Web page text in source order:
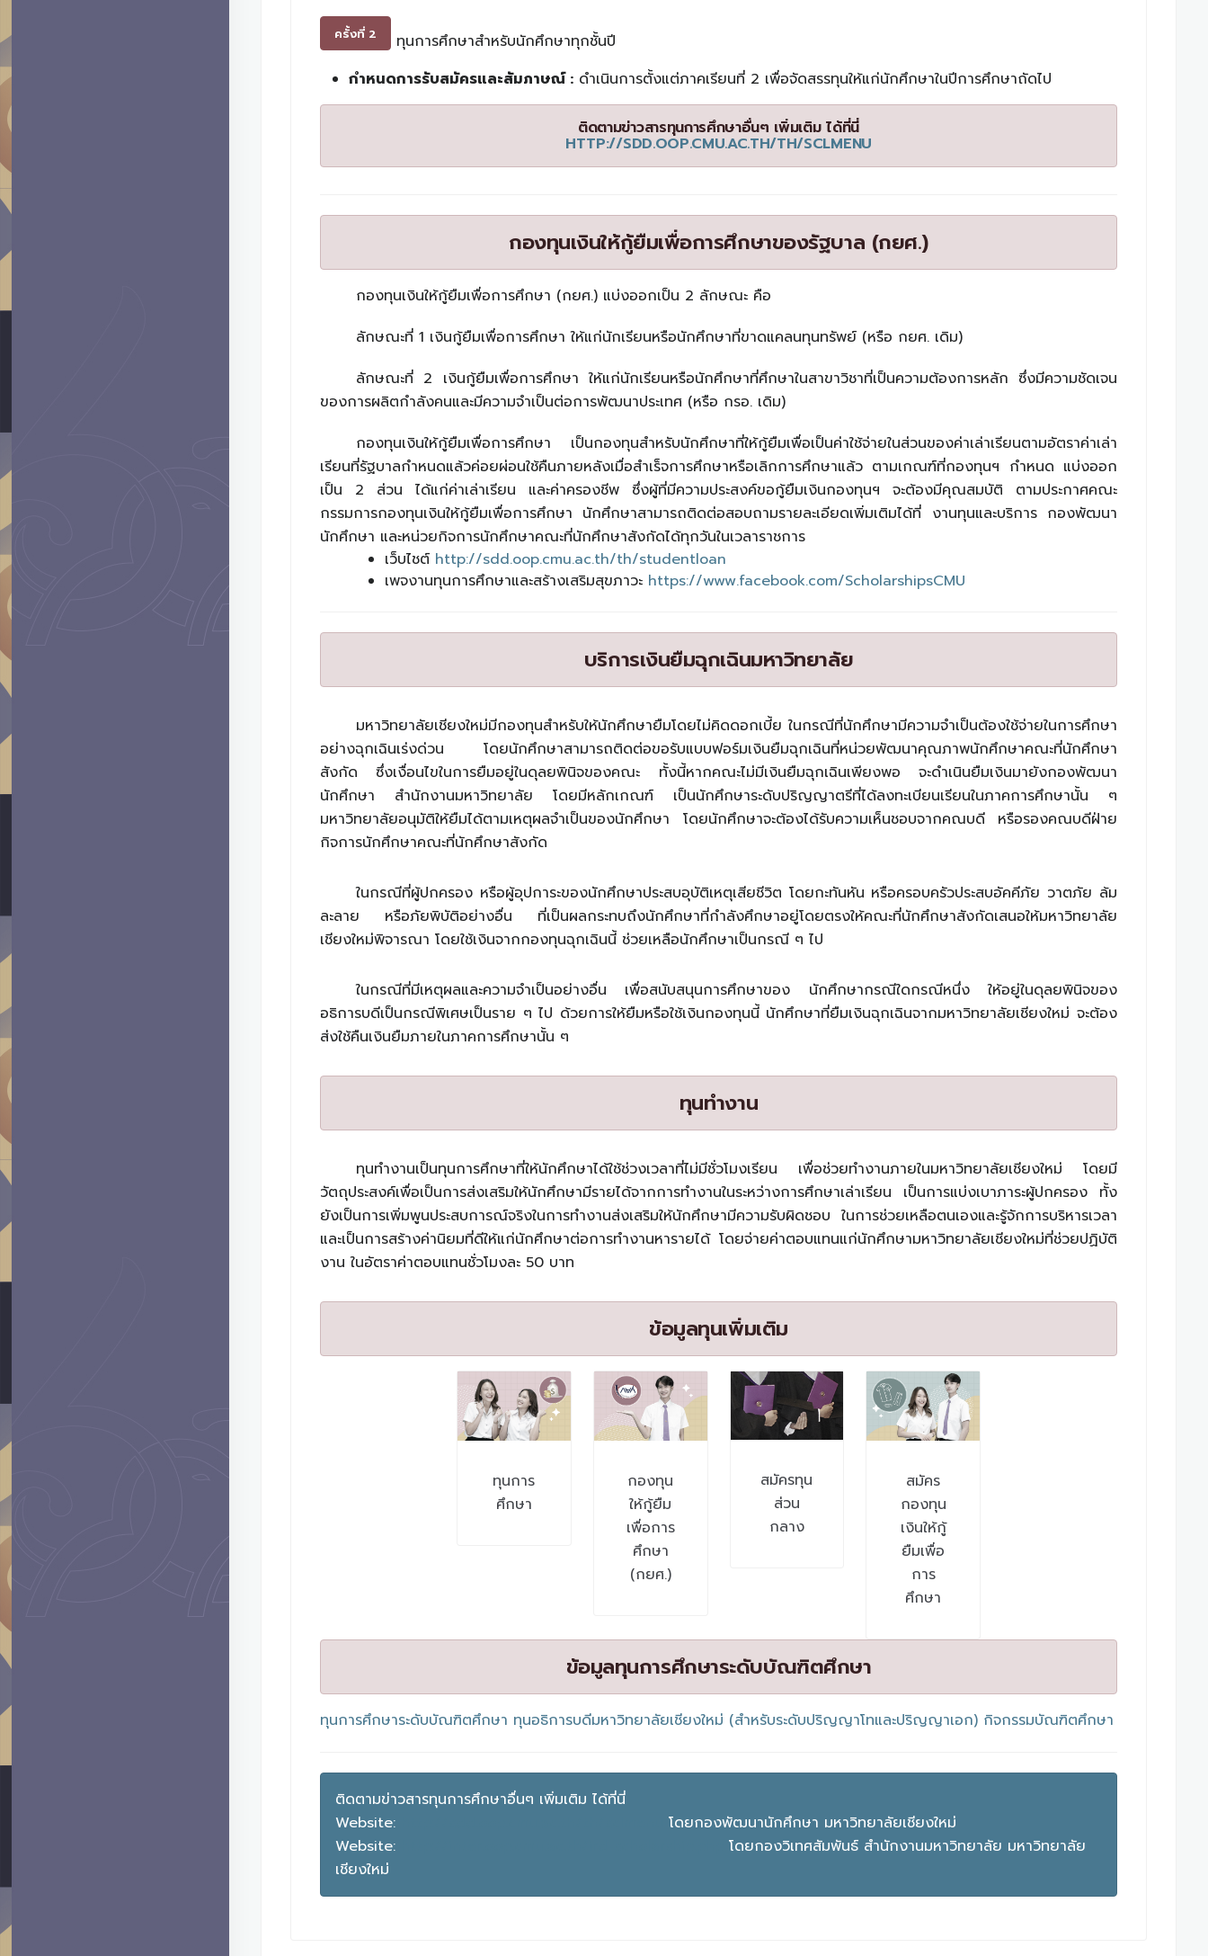
ครั้งที่ 2
ทุนการศึกษาสำหรับนักศึกษาทุกชั้นปี
กำหนดการรับสมัครและสัมภาษณ์ : ดำเนินการตั้งแต่ภาคเรียนที่ 2 เพื่อจัดสรรทุนให้แก่นักศึกษาในปีการศึกษาถัดไป
ติดตามข่าวสารทุนการศึกษาอื่นๆ เพิ่มเติม ได้ที่นี่
HTTP://SDD.OOP.CMU.AC.TH/TH/SCLMENU
กองทุนเงินให้กู้ยืมเพื่อการศึกษาของรัฐบาล (กยศ.)
กองทุนเงินให้กู้ยืมเพื่อการศึกษา (กยศ.) แบ่งออกเป็น 2 ลักษณะ คือ
ลักษณะที่ 1 เงินกู้ยืมเพื่อการศึกษา ให้แก่นักเรียนหรือนักศึกษาที่ขาดแคลนทุนทรัพย์ (หรือ กยศ. เดิม)
ลักษณะที่ 2 เงินกู้ยืมเพื่อการศึกษา ให้แก่นักเรียนหรือนักศึกษาที่ศึกษาในสาขาวิชาที่เป็นความต้องการหลัก ซึ่งมีความชัดเจน
ของการผลิตกำลังคนและมีความจำเป็นต่อการพัฒนาประเทศ (หรือ กรอ. เดิม)
กองทุนเงินให้กู้ยืมเพื่อการศึกษา เป็นกองทุนสำหรับนักศึกษาที่ให้กู้ยืมเพื่อเป็นค่าใช้จ่ายในส่วนของค่าเล่าเรียนตามอัตราค่าเล่า
เรียนที่รัฐบาลกำหนดแล้วค่อยผ่อนใช้คืนภายหลังเมื่อสำเร็จการศึกษาหรือเลิกการศึกษาแล้ว ตามเกณฑ์ที่กองทุนฯ กำหนด แบ่งออก
เป็น 2 ส่วน ได้แก่ค่าเล่าเรียน และค่าครองชีพ ซึ่งผู้ที่มีความประสงค์ขอกู้ยืมเงินกองทุนฯ จะต้องมีคุณสมบัติ ตามประกาศคณะ
กรรมการกองทุนเงินให้กู้ยืมเพื่อการศึกษา นักศึกษาสามารถติดต่อสอบถามรายละเอียดเพิ่มเติมได้ที่ งานทุนและบริการ กองพัฒนา
นักศึกษา และหน่วยกิจการนักศึกษาคณะที่นักศึกษาสังกัดได้ทุกวันในเวลาราชการ
เว็บไชต์ http://sdd.oop.cmu.ac.th/th/studentloan
เพจงานทุนการศึกษาและสร้างเสริมสุขภาวะ https://www.facebook.com/ScholarshipsCMU
บริการเงินยืมฉุกเฉินมหาวิทยาลัย
มหาวิทยาลัยเชียงใหม่มีกองทุนสำหรับให้นักศึกษายืมโดยไม่คิดดอกเบี้ย ในกรณีที่นักศึกษามีความจำเป็นต้องใช้จ่ายในการศึกษา
อย่างฉุกเฉินเร่งด่วน โดยนักศึกษาสามารถติดต่อขอรับแบบฟอร์มเงินยืมฉุกเฉินที่หน่วยพัฒนาคุณภาพนักศึกษาคณะที่นักศึกษา
สังกัด ซึ่งเงื่อนไขในการยืมอยู่ในดุลยพินิจของคณะ ทั้งนี้หากคณะไม่มีเงินยืมฉุกเฉินเพียงพอ จะดำเนินยืมเงินมายังกองพัฒนา
นักศึกษา สำนักงานมหาวิทยาลัย โดยมีหลักเกณฑ์ เป็นนักศึกษาระดับปริญญาตรีที่ได้ลงทะเบียนเรียนในภาคการศึกษานั้น ๆ
มหาวิทยาลัยอนุมัติให้ยืมได้ตามเหตุผลจำเป็นของนักศึกษา โดยนักศึกษาจะต้องได้รับความเห็นชอบจากคณบดี หรือรองคณบดีฝ่าย
กิจการนักศึกษาคณะที่นักศึกษาสังกัด
ในกรณีที่ผู้ปกครอง หรือผู้อุปการะของนักศึกษาประสบอุบัติเหตุเสียชีวิต โดยกะทันหัน หรือครอบครัวประสบอัคคีภัย วาตภัย ล้ม
ละลาย หรือภัยพิบัติอย่างอื่น ที่เป็นผลกระทบถึงนักศึกษาที่กำลังศึกษาอยู่โดยตรงให้คณะที่นักศึกษาสังกัดเสนอให้มหาวิทยาลัย
เชียงใหม่พิจารณา โดยใช้เงินจากกองทุนฉุกเฉินนี้ ช่วยเหลือนักศึกษาเป็นกรณี ๆ ไป
ในกรณีที่มีเหตุผลและความจำเป็นอย่างอื่น เพื่อสนับสนุนการศึกษาของ นักศึกษากรณีใดกรณีหนึ่ง ให้อยู่ในดุลยพินิจของ
อธิการบดีเป็นกรณีพิเศษเป็นราย ๆ ไป ด้วยการให้ยืมหรือใช้เงินกองทุนนี้ นักศึกษาที่ยืมเงินฉุกเฉินจากมหาวิทยาลัยเชียงใหม่ จะต้อง
ส่งใช้คืนเงินยืมภายในภาคการศึกษานั้น ๆ
ทุนทำงาน
ทุนทำงานเป็นทุนการศึกษาที่ให้นักศึกษาได้ใช้ช่วงเวลาที่ไม่มีชั่วโมงเรียน เพื่อช่วยทำงานภายในมหาวิทยาลัยเชียงใหม่ โดยมี
วัตถุประสงค์เพื่อเป็นการส่งเสริมให้นักศึกษามีรายได้จากการทำงานในระหว่างการศึกษาเล่าเรียน เป็นการแบ่งเบาภาระผู้ปกครอง ทั้ง
ยังเป็นการเพิ่มพูนประสบการณ์จริงในการทำงานส่งเสริมให้นักศึกษามีความรับผิดชอบ ในการช่วยเหลือตนเองและรู้จักการบริหารเวลา
และเป็นการสร้างค่านิยมที่ดีให้แก่นักศึกษาต่อการทำงานหารายได้ โดยจ่ายค่าตอบแทนแก่นักศึกษามหาวิทยาลัยเชียงใหม่ที่ช่วยปฏิบัติ
งาน ในอัตราค่าตอบแทนชั่วโมงละ 50 บาท
ข้อมูลทุนเพิ่มเติม
ทุนการ
ศึกษา
กองทุน
ให้กู้ยืม
เพื่อการ
ศึกษา
(กยศ.)
สมัครทุน
ส่วน
กลาง
สมัคร
กองทุน
เงินให้กู้
ยืมเพื่อ
การ
ศึกษา
ข้อมูลทุนการศึกษาระดับบัณฑิตศึกษา
ทุนการศึกษาระดับบัณฑิตศึกษา ทุนอธิการบดีมหาวิทยาลัยเชียงใหม่ (สำหรับระดับปริญญาโทและปริญญาเอก) กิจกรรมบัณฑิตศึกษา
ติดตามข่าวสารทุนการศึกษาอื่นๆ เพิ่มเติม ได้ที่นี่
Website:
โดยกองพัฒนานักศึกษา มหาวิทยาลัยเชียงใหม่
Website:
โดยกองวิเทศสัมพันธ์ สำนักงานมหาวิทยาลัย มหาวิทยาลัย
เชียงใหม่